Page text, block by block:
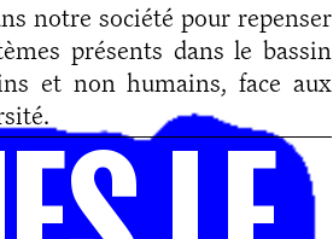
notre société pour repenser
présents dans le bassin
et non humains, face aux